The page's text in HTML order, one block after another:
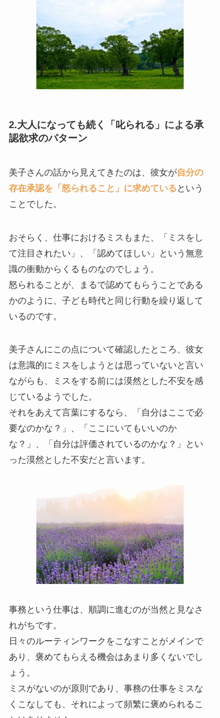
2.大人になっても続く「叱られる」による承
認欲求のパターン
美子さんの話から見えてきたのは、彼女が自分の
存在承認を「怒られること」に求めている という
ことでした。
おそらく、仕事におけるミスもまた、「ミスをし
て注目されたい」、「認めてほしい」という無意
識の衝動からくるものなのでしょう。
怒られることが、まるで認めてもらうことである
かのように、子ども時代と同じ行動を繰り返して
いるのです。
美子さんにこの点について確認したところ、彼女
は意識的にミスをしようとは思っていないと言い
ながらも、ミスをする前には漠然とした不安を感
じているようでした。
それをあえて言葉にするなら、「自分はここで必
要なのかな？」、「ここにいてもいいのか
な？」、「自分は評価されているのかな？」とい
った漠然とした不安だと言います。
事務という仕事は、順調に進むのが当然と見なさ
れがちです。
日々のルーティンワークをこなすことがメインで
あり、褒めてもらえる機会はあまり多くないでし
ょう。
ミスがないのが原則であり、事務の仕事をミスな
くこなしても、それによって頻繁に褒められるこ